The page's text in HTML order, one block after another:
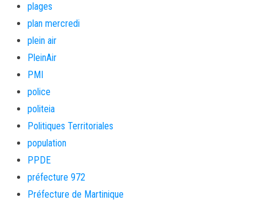
plages
plan mercredi
plein air
PleinAir
PMI
police
politeia
Politiques Territoriales
population
PPDE
préfecture 972
Préfecture de Martinique